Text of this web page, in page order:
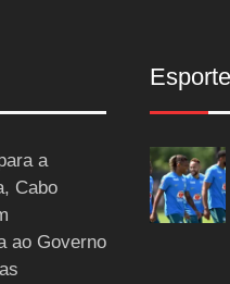
a
Cabo
ao Governo
Esporte